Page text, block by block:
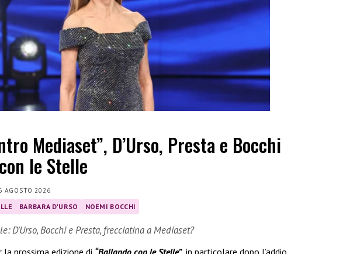
Mediaset”, D’Urso, Presta e Bocchi
le Stelle
AGOSTO 2026
BARBARA D'URSO NOEMI BOCCHI
D’Urso, Bocchi e Presta, frecciatina a Mediaset?
la prossima edizione di “Ballando con le Stelle”, in particolare dopo l’addio